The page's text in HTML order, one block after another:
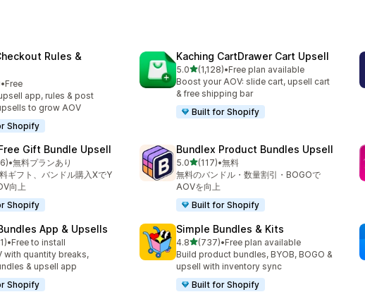
Rules &
数：592件
•Free
app, rules & post
to grow AOV
Shopify
Kaching CartDrawer Cart Upsell
5.05つ星中
(1,128)
合計レビュー数：1128件
•Free plan available
Boost your AOV: slide cart, upsell cart
& free shipping bar
Built for Shopify
Gift Bundle Upsell
数：4036件
•無料プランあり
ギフト、バンドル購入XでY
向上
Shopify
Bundlex Product Bundles Upsell
5.05つ星中
(117)
合計レビュー数：117件
•無料
無料のバンドル・数量割引・BOGOで
AOVを向上
Built for Shopify
App & Upsells
数：5081件
•Free to install
with quantity breaks,
& upsell app
Shopify
Simple Bundles & Kits
4.85つ星中
(737)
合計レビュー数：737件
•Free plan available
Build product bundles, BYOB, BOGO &
upsell with inventory sync
Built for Shopify